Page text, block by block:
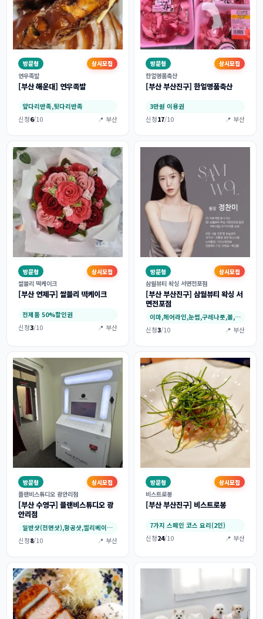
방문형
상시모집
연우족발
[부산 해운대] 연우족발
앞다리반족,뒷다리반족
신청6/10 📍 부산
방문형
상시모집
한얼명품축산
[부산 부산진구] 한얼명품축산
3만원 이용권
신청17/10 📍 부산
방문형
상시모집
쌀블리 떡케이크
[부산 연제구] 쌀블리 떡케이크
전제품 50%할인권
신청3/10 📍 부산
방문형
상시모집
삼월뷰티 왁싱 서면전포점
[부산 부산진구] 삼월뷰티 왁싱 서
면전포점
이마,헤어라인,눈썹,구레나룻,볼,인중,턱_턱…
신청3/10 📍 부산
방문형
상시모집
플랜비스튜디오 광안리점
[부산 수영구] 플랜비스튜디오 광
안리점
일반샷(전면샷),항공샷,엘리베이터샷
신청8/10 📍 부산
방문형
상시모집
비스트로봉
[부산 부산진구] 비스트로봉
7가지 스페인 코스 요리(2인)
신청24/10 📍 부산